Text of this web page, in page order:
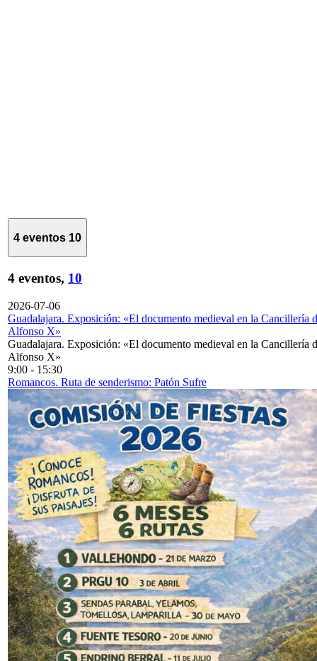
4 eventos 10
4 eventos, 10
2026-07-06
Guadalajara. Exposición: «El documento medieval en la Cancillería
Alfonso X»
Guadalajara. Exposición: «El documento medieval en la Cancillería
Alfonso X»
9:00 - 15:30
Romancos. Ruta de senderismo: Patón Sufre